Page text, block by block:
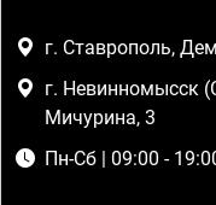
г. Ставрополь,
г. Невинномысск
Мичурина, 3
Пн-Сб | 09:00 -